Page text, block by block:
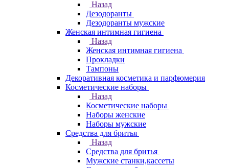
Назад
Дезодоранты
Дезодоранты мужские
Женская интимная гигиена
Назад
Женская интимная гигиена
Прокладки
Тампоны
Декоративная косметика и парфюмерия
Косметические наборы
Назад
Косметические наборы
Наборы женские
Наборы мужские
Средства для бритья
Назад
Средства для бритья
Мужские станки,кассеты